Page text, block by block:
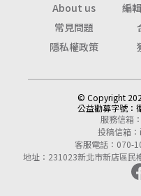
About us
編
常見問題
隱私權政策
© Copyright
公益勸募字號：
服務信箱：
投稿信箱：
客服電話：070-
地址：231023新北市新店區民